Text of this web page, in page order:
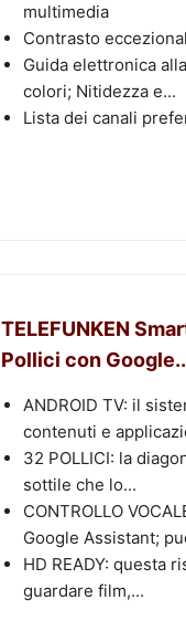
multimedia
Contrasto
Guida elettronica
colori; Nitidezza e...
Lista dei canali
TELEFUNKEN
Pollici con
ANDROID TV: il
contenuti e
32 POLLICI: la
sottile che lo...
CONTROLLO
Google Assistant;
HD READY: questa
guardare film,...